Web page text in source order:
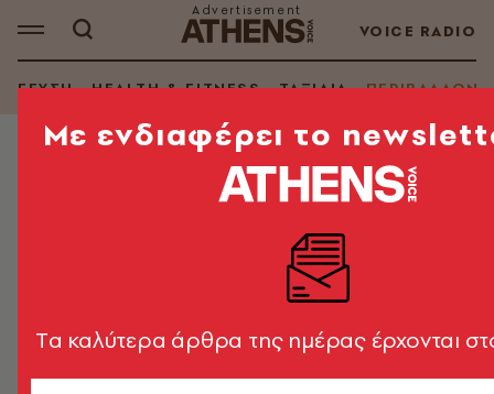
VOICE RADIO
ΓΕΥΣΗ HEALTH & FITNESS ΤΑΞΙΔΙΑ ΠΕΡΙΒΑΛΛΟΝ
φυσικό του χώρο τον
«ασχημότερο καρχαρία του
Mε ενδιαφέρει το
Tα καλύτερα άρθρα της ημέρας έρχονται